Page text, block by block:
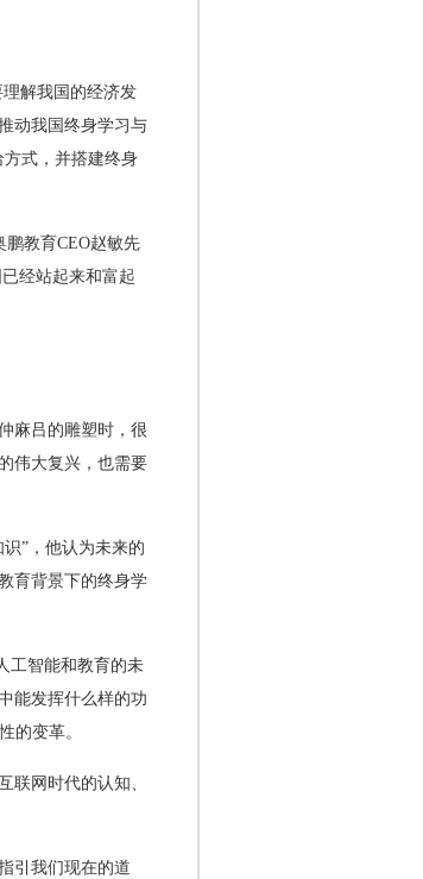
解我国的经济发
动我国终身学习与
式，并搭建终身
鹏教育CEO赵敏先
经站起来和富起
麻吕的雕塑时，很
伟大复兴，也需要
”，他认为未来的
育背景下的终身学
工智能和教育的未
能发挥什么样的功
的变革。
联网时代的认知、
引我们现在的道